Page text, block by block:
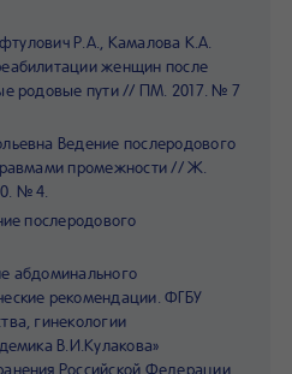
Р.А., Камалова К.А.
женщин после
родовые пути // ПМ. 2017. № 7
Ведение послеродового
промежности // Ж.
№ 4.
послеродового
абдоминального
рекомендации. ФГБУ
гинекологии
В.И.Кулакова»
Российской Федерации.